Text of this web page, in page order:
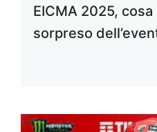
EICMA 2025,
sorpreso